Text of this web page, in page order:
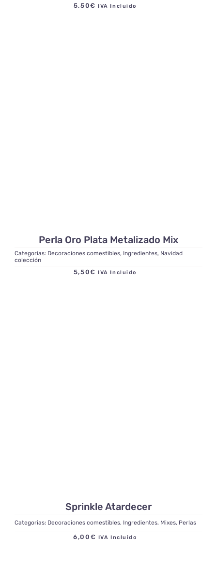
5,50€ IVA Incluido
Perla Oro Plata Metalizado Mix
Categorias: Decoraciones comestibles, Ingredientes, Navidad
colección
5,50€ IVA Incluido
Sprinkle Atardecer
Categorias: Decoraciones comestibles, Ingredientes, Mixes, Perlas
6,00 € IVA Incluido